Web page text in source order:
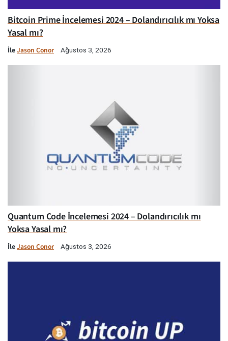
Bitcoin Prime İncelemesi 2024 – Dolandırıcılık mı Yoksa
Yasal mı?
İleJason Conor Ağustos 3, 2026
Quantum Code İncelemesi 2024 – Dolandırıcılık mı
Yoksa Yasal mı?
İleJason Conor Ağustos 3, 2026